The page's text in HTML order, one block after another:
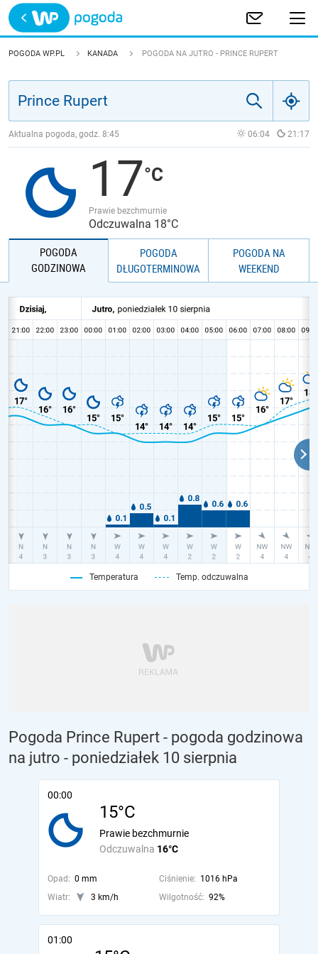
Trwa ładowanie
POLSKA
JAKOŚĆ POWIETRZA
POGODA WP.PL KANADA POGODA NA JUTRO - PRINCE RUPERT
Aktualna pogoda, godz. 8:45 06:04 21:17
17
Prawie bezchmurnie
Odczuwalna 18°C
POGODA
GODZINOWA
POGODA
DŁUGOTERMINOWA
POGODA NA
WEEKEND
Temperatura Temp. odczuwalna
Pogoda Prince Rupert - pogoda godzinowa
na jutro - poniedziałek 10 sierpnia
00:00
15°C
Odczuwalna 16°C
Prawie bezchmurnie
Opad: 0 mm Ciśnienie: 1016 hPa
Wiatr:
3 km/h Wilgotność: 92%
01:00